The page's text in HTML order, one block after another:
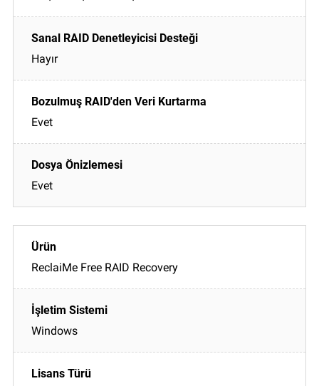
Hayır
Evet
Evet
ReclaiMe Free RAID Recovery
Windows